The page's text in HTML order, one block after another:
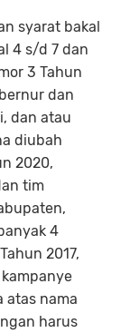
syarat bakal
4 s/d 7 dan
3 Tahun
dan
dan atau
diubah
2020,
tim
4
2017,
atas nama
harus